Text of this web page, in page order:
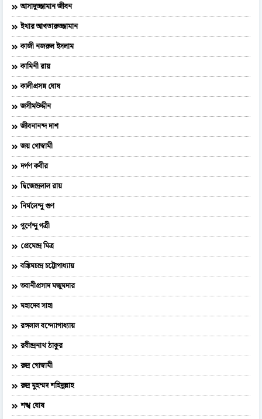
আসাদুজ্জামান জীবন
ইথার আখতারুজ্জামান
কাজী নজরুল ইসলাম
কামিনী রায়
কালীপ্রসন্ন ঘোষ
জসীমউদ্দীন
জীবনানন্দ দাশ
জয় গোস্বামী
দর্পণ কবীর
দ্বিজেন্দ্রলাল রায়
নির্মলেন্দু গুণ
পূর্ণেন্দু পত্রী
প্রেমেন্দ্র মিত্র
বঙ্কিমচন্দ্র চট্টোপাধ্যায়
ভবানীপ্রসাদ মজুমদার
মহাদেব সাহা
রঙ্গলাল বন্দ্যোপাধ্যায়
রবীন্দ্রনাথ ঠাকুর
রুদ্র গোস্বামী
রুদ্র মুহম্মদ শহিদুল্লাহ
শঙ্খ ঘোষ